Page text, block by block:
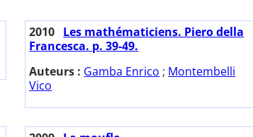
2010 Les mathématiciens. Piero della
Francesca. p. 39-49.
Auteurs : Gamba Enrico ; Montembelli
Vico